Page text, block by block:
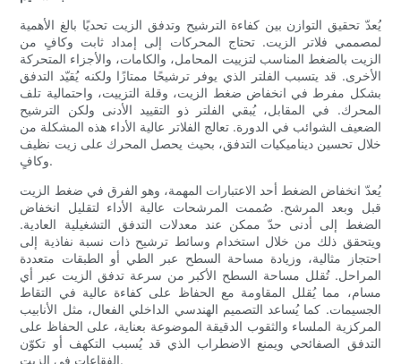
يُعدّ تحقيق التوازن بين كفاءة الترشيح وتدفق الزيت تحديًا بالغ الأهمية
لمصممي فلاتر الزيت. تحتاج المحركات إلى إمداد ثابت وكافٍ من
الزيت بالضغط المناسب لتزييت المحامل، والكامات، والأجزاء المتحركة
الأخرى. قد يتسبب الفلتر الذي يوفر ترشيحًا ممتازًا ولكنه يُقيّد التدفق
بشكل مفرط في انخفاض ضغط الزيت، وقلة التزييت، واحتمالية تلف
المحرك. في المقابل، يُبقي الفلتر ذو التقييد الأدنى ولكن الترشيح
الضعيف الشوائب في الدورة. تعالج الفلاتر عالية الأداء هذه المشكلة من
خلال تحسين ديناميكيات التدفق، بحيث يحصل المحرك على زيت نظيف
وكافٍ.
يُعدّ انخفاض الضغط أحد الاعتبارات المهمة، وهو الفرق في ضغط الزيت
قبل وبعد المرشح. صُممت المرشحات عالية الأداء لتقليل انخفاض
الضغط إلى أدنى حدّ ممكن عند معدلات التدفق التشغيلية العادية.
ويتحقق ذلك من خلال استخدام وسائط ترشيح ذات نسبة نفاذية إلى
احتجاز مثالية، وزيادة مساحة السطح عبر الطي أو الطبقات متعددة
المراحل. تُقلل مساحة السطح الأكبر من سرعة تدفق الزيت عبر أي
مسام، مما يُقلل المقاومة مع الحفاظ على كفاءة عالية في التقاط
الجسيمات. كما يُساعد التصميم الهندسي الداخلي الفعال، مثل الأنابيب
المركزية الملساء والثقوب الدقيقة الموضوعة بعناية، على الحفاظ على
التدفق الصفائحي ويمنع الاضطراب الذي قد يُسبب التكهف أو تكوّن
الفقاعات في الزيت.